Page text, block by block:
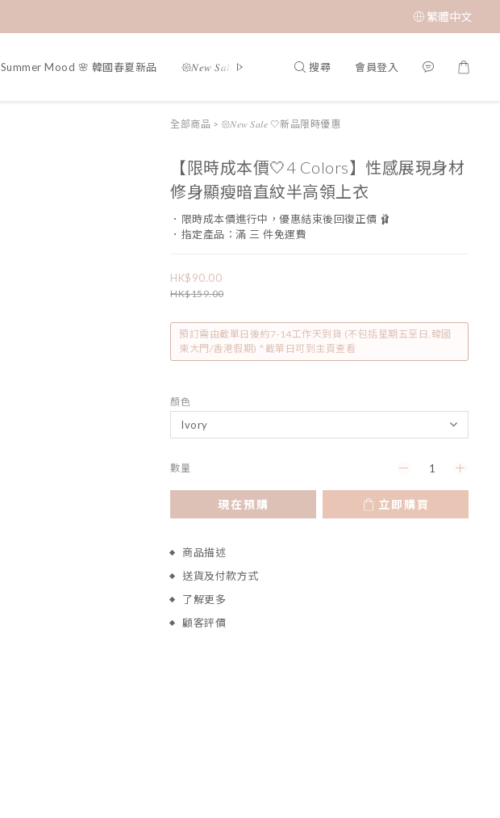
繁體中文
Summer Mood 🌸 韓國春夏新品 𑁍𝑁𝑒𝑤 𝑆𝑎𝑙𝑒 🤍新品限時優惠 限時成本價優惠 低至 $65 𝑆𝑢𝑝𝑒𝑟
搜尋 會員登入
全部商品 > 𑁍𝑁𝑒𝑤 𝑆𝑎𝑙𝑒 🤍新品限時優惠
【限時成本價🤍4 Colors】性感展現身材
修身顯瘦暗直紋半高領上衣
．限時成本價進行中，優惠結束後回復正價 🩰
．指定產品：滿 三 件免運費
HK$90.00
HK$159.00
預訂需由截單日後約7-14工作天到貨 (不包括星期五至日,韓國
東大門/香港假期) ^截單日可到主頁查看
顏色
數量
現在預購 立即購買
商品描述
送貨及付款方式
了解更多
顧客評價